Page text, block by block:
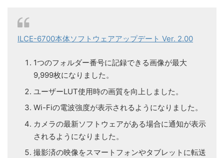
ILCE-6700本体ソフトウェアアップデート Ver. 2.00
1つのフォルダー番号に記録できる画像が最大
9,999枚になりました。
ユーザーLUT使用時の画質を向上しました。
Wi-Fiの電波強度が表示されるようになりました。
カメラの最新ソフトウェアがある場合に通知が表示
されるようになりました。
撮影済の映像をスマートフォンやタブレットに転送